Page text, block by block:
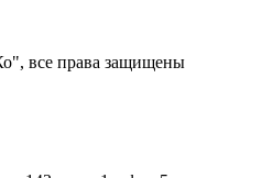
все права защищены